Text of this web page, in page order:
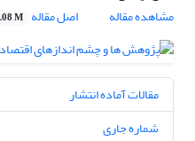
مشاهده مقاله
اصل مقاله M
مقالات آماده انتشار
شماره جاری